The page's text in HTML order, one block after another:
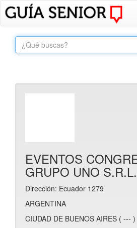
EVENTOS
GRUPO UNO S.R.L.
Dirección: Ecuador 1279
ARGENTINA
CIUDAD DE BUENOS AIRES ( --- )